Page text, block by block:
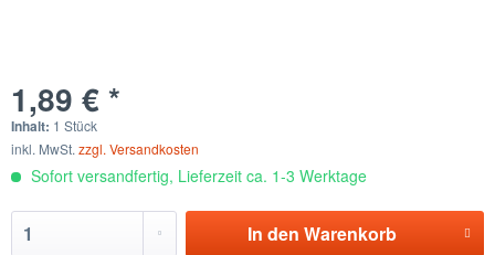
1,89 € *
Inhalt: 1 Stück
inkl. MwSt. zzgl. Versandkosten
Sofort versandfertig, Lieferzeit ca. 1-3 Werktage
In den Warenkorb